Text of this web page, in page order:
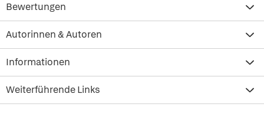
Bewertungen
Autorinnen & Autoren
Informationen
Weiterführende Links